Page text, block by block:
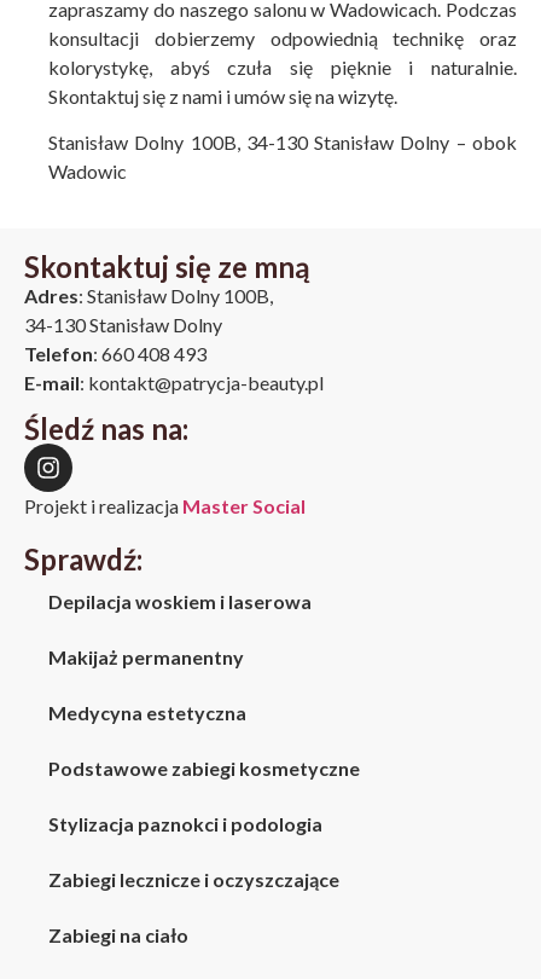
zapraszamy do naszego salonu w Wadowicach. Podczas
konsultacji dobierzemy odpowiednią technikę oraz
kolorystykę, abyś czuła się pięknie i naturalnie.
Skontaktuj się z nami i umów się na wizytę.
Stanisław Dolny 100B, 34-130 Stanisław Dolny – obok
Wadowic
Skontaktuj się ze mną
Adres: Stanisław Dolny 100B,
34-130 Stanisław Dolny
Telefon: 660 408 493
E-mail: kontakt@patrycja-beauty.pl
Śledź nas na:
Projekt i realizacja Master Social
Sprawdź:
Depilacja woskiem i laserowa
Makijaż permanentny
Medycyna estetyczna
Podstawowe zabiegi kosmetyczne
Stylizacja paznokci i podologia
Zabiegi lecznicze i oczyszczające
Zabiegi na ciało